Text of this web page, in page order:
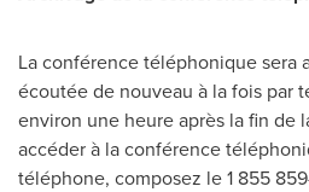
La conférence téléphonique sera
écoutée de nouveau à la fois par
environ une heure après la fin de
accéder à la conférence
téléphone, composez le 1 855